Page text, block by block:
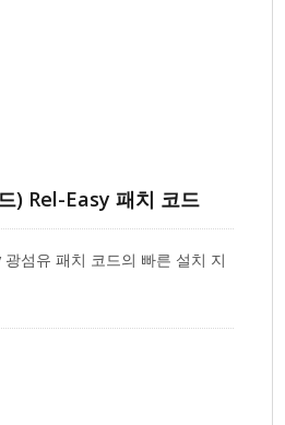
) Rel-Easy 패치 코드
광섬유 패치 코드의 빠른 설치 지